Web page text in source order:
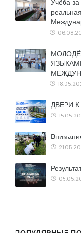
Учёба
ДВЕРИ